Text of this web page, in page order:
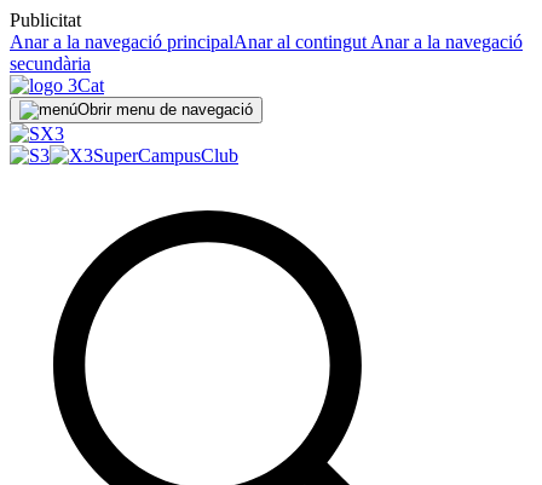
Publicitat
Anar a la navegació principalAnar al contingut Anar a la navegació
secundària
Obrir menu de navegació
SuperCampusClub